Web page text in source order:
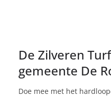
De Zilveren
gemeente De
Doe mee met het